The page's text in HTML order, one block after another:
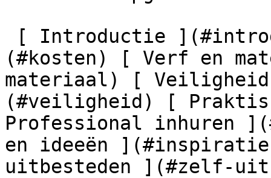
(#kosten) [ Verf en
materiaal) [
(#veiligheid) [
Professional inhuren
en ideeën
uitbesteden ](#zelf-